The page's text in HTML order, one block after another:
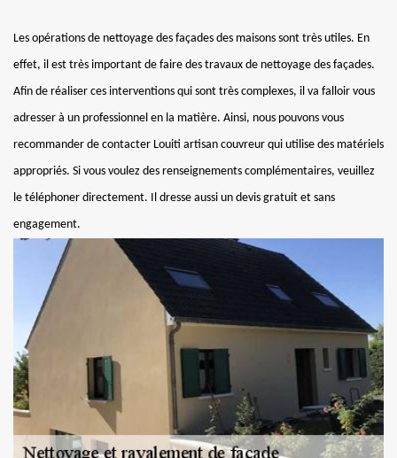
Les opérations de nettoyage des façades des maisons sont très utiles. En
effet, il est très important de faire des travaux de nettoyage des façades.
Afin de réaliser ces interventions qui sont très complexes, il va falloir vous
adresser à un professionnel en la matière. Ainsi, nous pouvons vous
recommander de contacter Louiti artisan couvreur qui utilise des matériels
appropriés. Si vous voulez des renseignements complémentaires, veuillez
le téléphoner directement. Il dresse aussi un devis gratuit et sans
engagement.